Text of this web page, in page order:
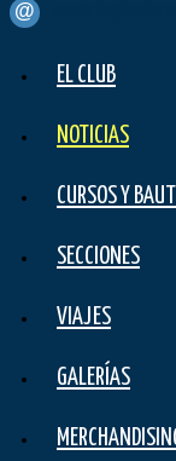
EL CLUB
NOTICIAS
CURSOS Y
SECCIONES
VIAJES
GALERÍAS